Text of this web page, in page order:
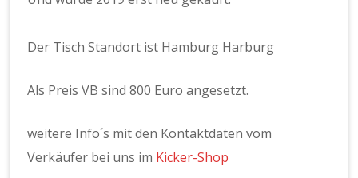
Der Tisch Standort ist Hamburg Harburg
Als Preis VB sind 800 Euro angesetzt.
weitere Info´s mit den Kontaktdaten vom
Verkäufer bei uns im Kicker-Shop